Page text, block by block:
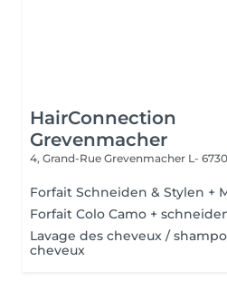
HairConnection
Grevenmacher
4, Grand-Rue Grevenmacher L- 6730
Forfait Schneiden & Stylen +
Forfait Colo Camo +
Lavage des cheveux /
cheveux